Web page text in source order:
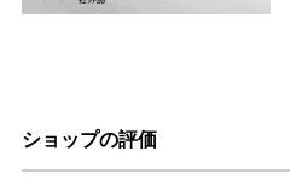
ショップの評価